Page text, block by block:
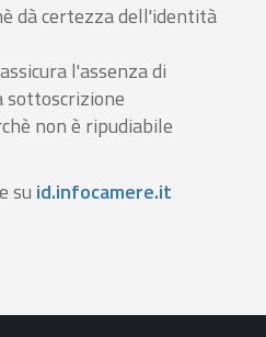
dà certezza dell'identità
l'assenza di
sottoscrizione
non è ripudiabile
su id.infocamere.it